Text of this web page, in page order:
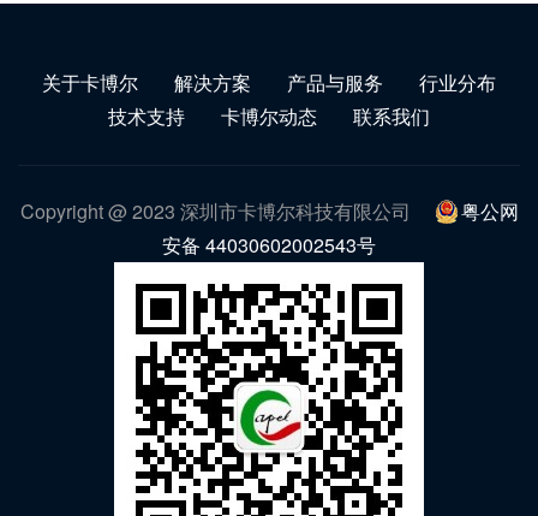
关于卡博尔 解决方案 产品与服务
行业分布
技术支持
卡博尔动态 联系我们
Copyright @ 2023 深圳市卡博尔科技有限公司
粤公网
安备 44030602002543号